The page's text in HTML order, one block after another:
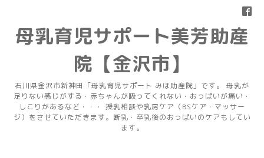
母乳育児サポート美芳助産
院【金沢市】
石川県金沢市新神田「母乳育児サポート みほ助産院」です。 母乳が
足りない感じがする・赤ちゃんが吸ってくれない・おっぱいが痛い・
しこりがあるなど・・・ 授乳相談や乳房ケア（BSケア・マッサー
ジ）をさせていただきます。断乳・卒乳後のおっぱいのケアもしてい
ます。